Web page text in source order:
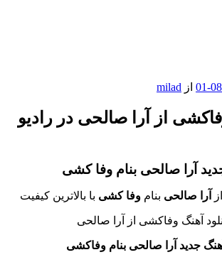
از milad
از آرا صالحی در رادیو
آرا صالحی بنام وفا کشی
از آرا صالحی بناموفا کشی با بالاترین کیفیت
آهنگ جدید آرا صالحی بنام وفاکشی